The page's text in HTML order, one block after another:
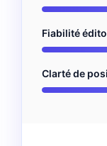
Fiabilité
Clarté de